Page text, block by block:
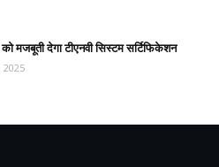
मजबूती देगा टीएनवी सिस्टम सर्टिफिकेशन